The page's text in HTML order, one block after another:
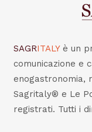
SAGRITALY è un
comunicazione e
enogastronomia,
Sagritaly® e Le
registrati. Tutti i